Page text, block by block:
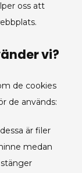
oss att
vi?
de cookies
de används:
är filer
medan